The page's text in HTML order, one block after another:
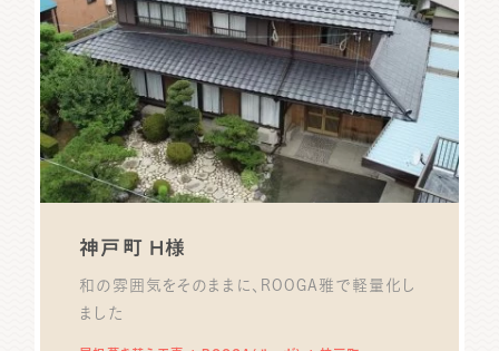
神戸町 H様
和の雰囲気をそのままに、ROOGA雅で軽量化し
ました